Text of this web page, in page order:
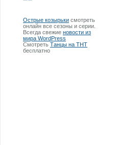
Острые козырьки смотреть
онлайн все сезоны и серии.
Всегда свежие новости из
мира WordPress
Смотреть Танцы на ТНТ
бесплатно